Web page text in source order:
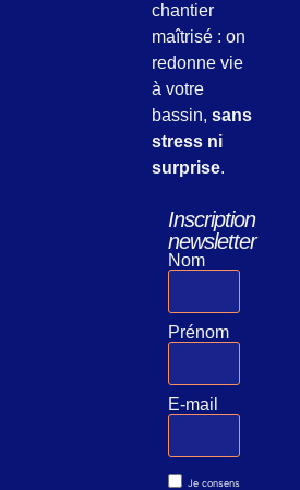
chantier
maîtrisé : on
redonne vie
à votre
bassin, sans
stress ni
surprise.
Inscription
newsletter
Nom
Prénom
E-mail
Je consens